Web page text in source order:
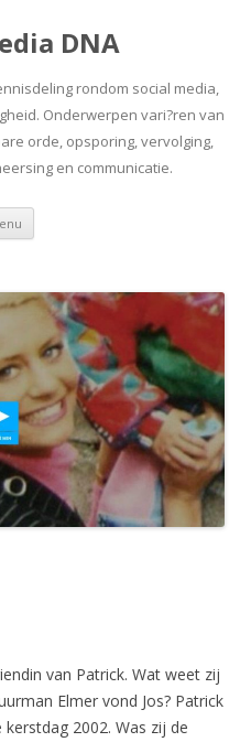
DNA
rondom social media,
Onderwerpen vari?ren van
orde, opsporing, vervolging,
en communicatie.
Spring
inhoud
van Patrick. Wat weet zij
Elmer vond Jos? Patrick
2002. Was zij de